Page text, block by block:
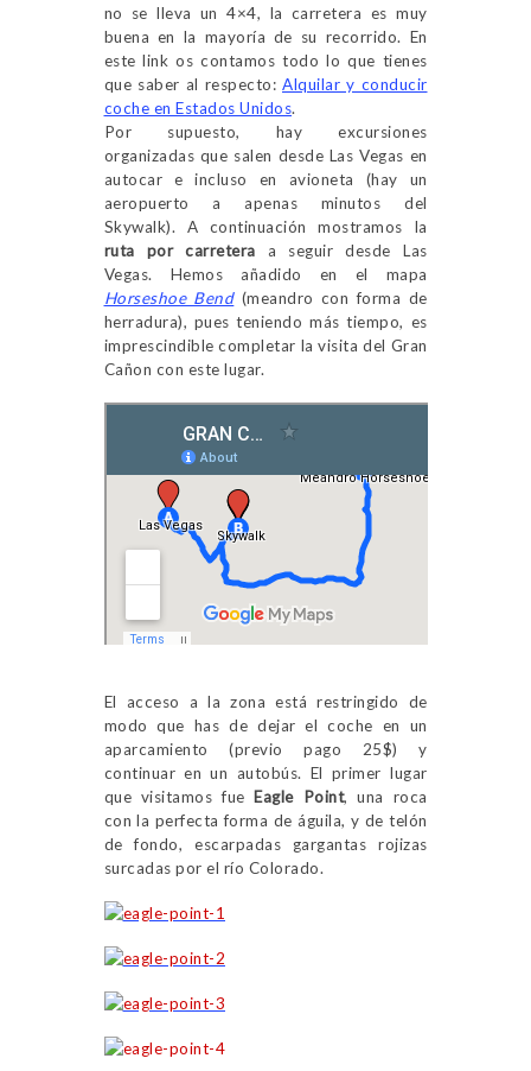
no se lleva un 4×4, la carretera es muy
buena en la mayoría de su recorrido. En
este link os contamos todo lo que tienes
que saber al respecto: Alquilar y conducir
coche en Estados Unidos.
Por supuesto, hay excursiones
organizadas que salen desde Las Vegas en
autocar e incluso en avioneta (hay un
aeropuerto a apenas minutos del
Skywalk). A continuación mostramos la
ruta por carretera a seguir desde Las
Vegas. Hemos añadido en el mapa
Horseshoe Bend(meandro con forma de
herradura), pues teniendo más tiempo, es
imprescindible completar la visita del Gran
Cañon con este lugar.
El acceso a la zona está restringido de
modo que has de dejar el coche en un
aparcamiento (previo pago 25$) y
continuar en un autobús. El primer lugar
que visitamos fue Eagle Point, una roca
con la perfecta forma de águila, y de telón
de fondo, escarpadas gargantas rojizas
surcadas por el río Colorado.